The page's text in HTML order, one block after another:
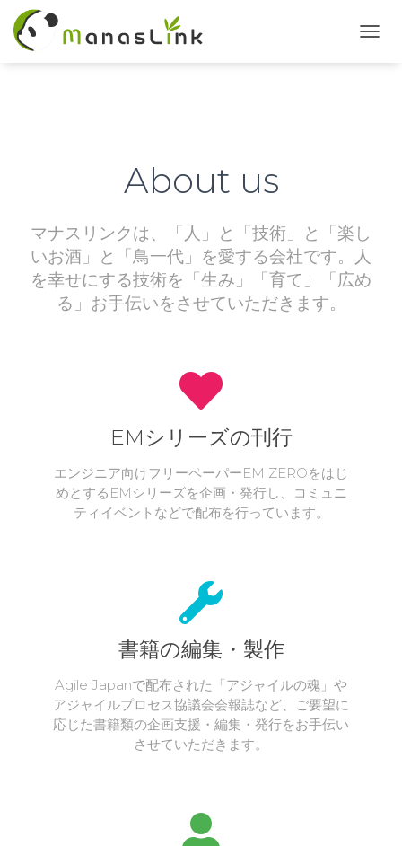
I
O
About us
マナスリンクは、「人」と「技術」と「楽し
いお酒」と「鳥一代」を愛する会社です。人
を幸せにする技術を「生み」「育て」「広め
る」お手伝いをさせていただきます。
EMシリーズの刊行
エンジニア向けフリーペーパーEM ZEROをはじ
めとするEMシリーズを企画・発行し、コミュニ
ティイベントなどで配布を行っています。
書籍の編集・製作
Agile Japanで配布された「アジャイルの魂」や
アジャイルプロセス協議会会報誌など、ご要望に
応じた書籍類の企画支援・編集・発行をお手伝い
させていただきます。